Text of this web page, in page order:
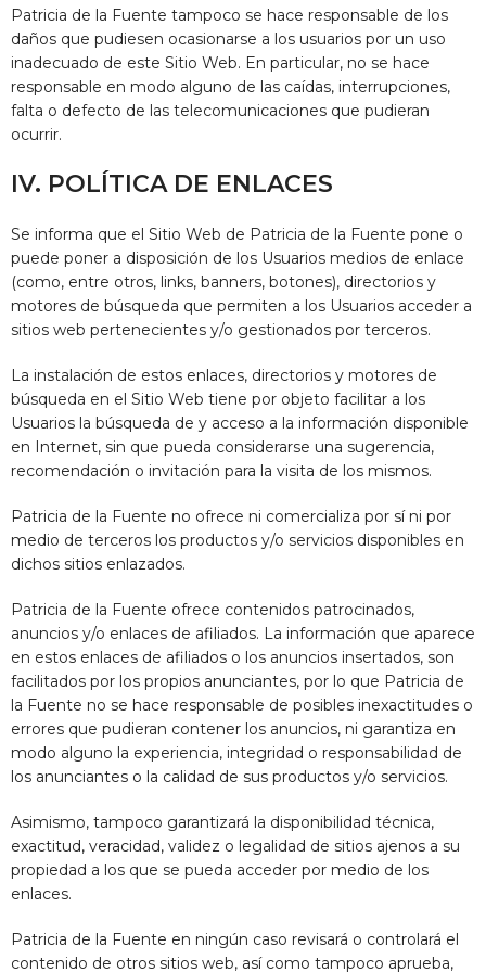
Patricia de la Fuente tampoco se hace responsable de los
daños que pudiesen ocasionarse a los usuarios por un uso
inadecuado de este Sitio Web. En particular, no se hace
responsable en modo alguno de las caídas, interrupciones,
falta o defecto de las telecomunicaciones que pudieran
ocurrir.
IV. POLÍTICA DE ENLACES
Se informa que el Sitio Web de Patricia de la Fuente pone o
puede poner a disposición de los Usuarios medios de enlace
(como, entre otros, links, banners, botones), directorios y
motores de búsqueda que permiten a los Usuarios acceder a
sitios web pertenecientes y/o gestionados por terceros.
La instalación de estos enlaces, directorios y motores de
búsqueda en el Sitio Web tiene por objeto facilitar a los
Usuarios la búsqueda de y acceso a la información disponible
en Internet, sin que pueda considerarse una sugerencia,
recomendación o invitación para la visita de los mismos.
Patricia de la Fuente no ofrece ni comercializa por sí ni por
medio de terceros los productos y/o servicios disponibles en
dichos sitios enlazados.
Patricia de la Fuente ofrece contenidos patrocinados,
anuncios y/o enlaces de afiliados. La información que aparece
en estos enlaces de afiliados o los anuncios insertados, son
facilitados por los propios anunciantes, por lo que Patricia de
la Fuente no se hace responsable de posibles inexactitudes o
errores que pudieran contener los anuncios, ni garantiza en
modo alguno la experiencia, integridad o responsabilidad de
los anunciantes o la calidad de sus productos y/o servicios.
Asimismo, tampoco garantizará la disponibilidad técnica,
exactitud, veracidad, validez o legalidad de sitios ajenos a su
propiedad a los que se pueda acceder por medio de los
enlaces.
Patricia de la Fuente en ningún caso revisará o controlará el
contenido de otros sitios web, así como tampoco aprueba,